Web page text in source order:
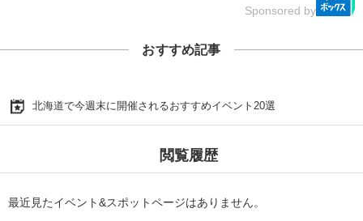
Sponsored by
おすすめ記事
北海道で今週末に開催されるおすすめイベント20選
閲覧履歴
最近見たイベント&スポットページはありません。